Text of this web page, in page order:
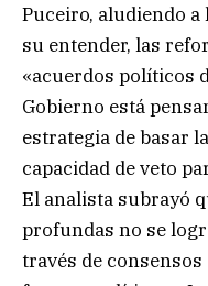
Puceiro, aludiendo
su entender, las
«acuerdos políticos
Gobierno está
estrategia de basar
capacidad de veto
El analista subrayó
profundas no se
través de